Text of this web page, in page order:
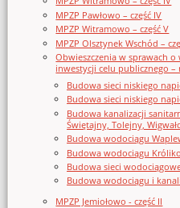
MPZP Pawłowo – część IV
MPZP Witramowo – część V
MPZP Olsztynek Wschód –
Obwieszczenia w sprawach
inwestycji celu publicznego –
Budowa sieci niskiego
Budowa sieci niskiego
Budowa kanalizacji
Świętajny, Tolejny,
Budowa wodociągu
Budowa wodociągu
Budowa sieci
Budowa wodociągu i
MPZP Jemiołowo - część II